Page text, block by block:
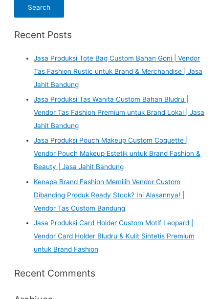
Recent Posts
Jasa Produksi Tote Bag Custom Bahan Goni | Vendor
Tas Fashion Rustic untuk Brand & Merchandise | Jasa
Jahit Bandung
Jasa Produksi Tas Wanita Custom Bahan Bludru |
Vendor Tas Fashion Premium untuk Brand Lokal | Jasa
Jahit Bandung
Jasa Produksi Pouch Makeup Custom Coquette |
Vendor Pouch Makeup Estetik untuk Brand Fashion &
Beauty | Jasa Jahit Bandung
Kenapa Brand Fashion Memilih Vendor Custom
Dibanding Produk Ready Stock? Ini Alasannya! |
Vendor Tas Custom Bandung
Jasa Produksi Card Holder Custom Motif Leopard |
Vendor Card Holder Bludru & Kulit Sintetis Premium
untuk Brand Fashion
Recent Comments